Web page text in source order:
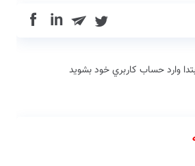
in
وارد حساب كاربري خود بشويد